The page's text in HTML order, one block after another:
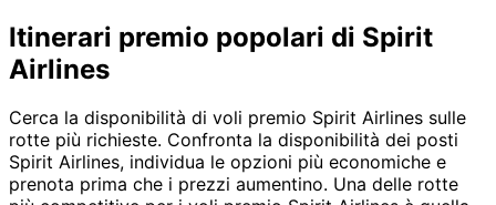
Itinerari premio popolari di Spirit
Airlines
Cerca la disponibilità di voli premio Spirit Airlines sulle
rotte più richieste. Confronta la disponibilità dei posti
Spirit Airlines, individua le opzioni più economiche e
prenota prima che i prezzi aumentino. Una delle rotte